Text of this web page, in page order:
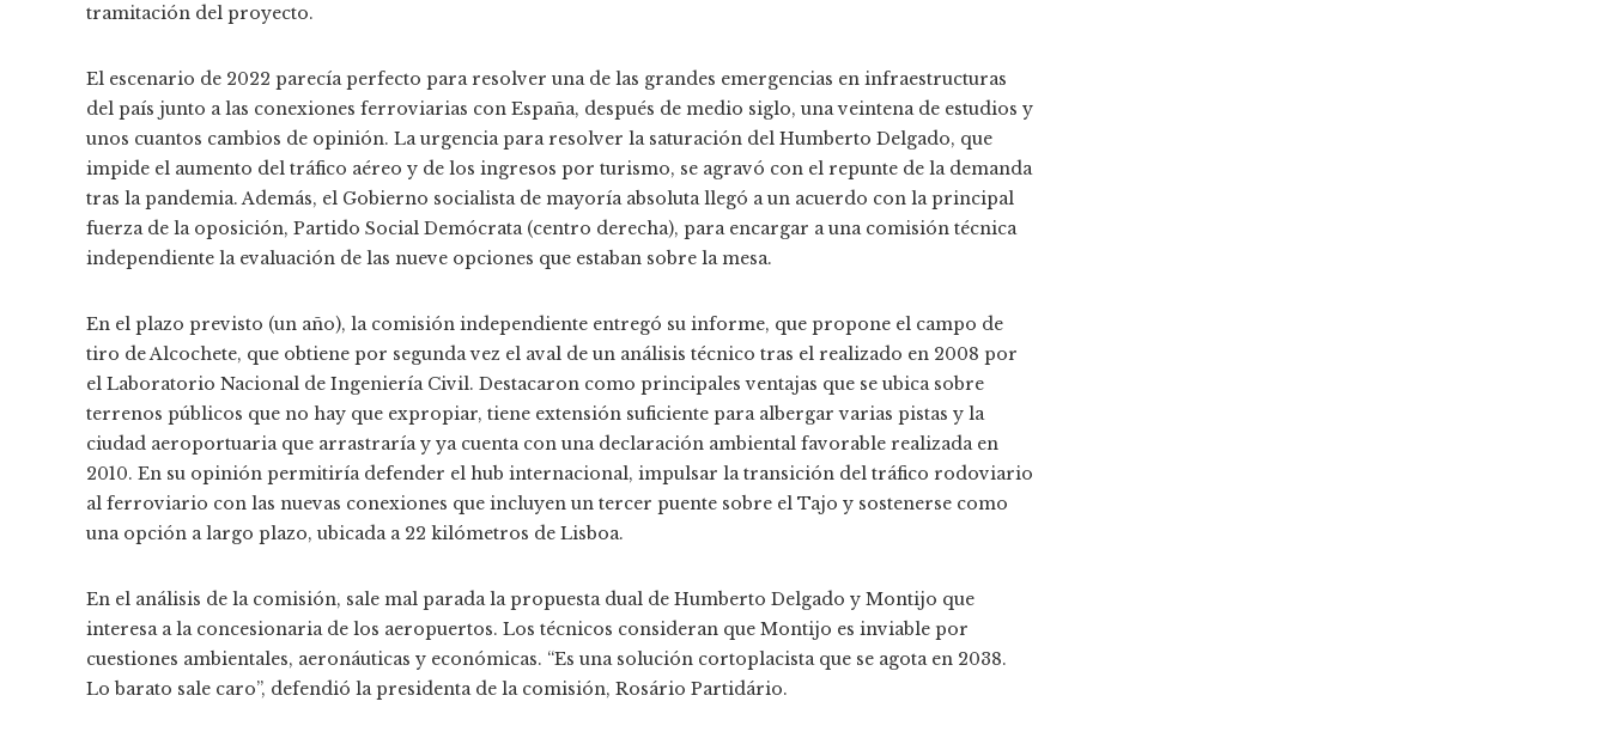
tramitación del proyecto.
El escenario de 2022 parecía perfecto para resolver una de las grandes emergencias en infraestructuras
del país junto a las conexiones ferroviarias con España, después de medio siglo, una veintena de estudios y
unos cuantos cambios de opinión. La urgencia para resolver la saturación del Humberto Delgado, que
impide el aumento del tráfico aéreo y de los ingresos por turismo, se agravó con el repunte de la demanda
tras la pandemia. Además, el Gobierno socialista de mayoría absoluta llegó a un acuerdo con la principal
fuerza de la oposición, Partido Social Demócrata (centro derecha), para encargar a una comisión técnica
independiente la evaluación de las nueve opciones que estaban sobre la mesa.
En el plazo previsto (un año), la comisión independiente entregó su informe, que propone el campo de
tiro de Alcochete, que obtiene por segunda vez el aval de un análisis técnico tras el realizado en 2008 por
el Laboratorio Nacional de Ingeniería Civil. Destacaron como principales ventajas que se ubica sobre
terrenos públicos que no hay que expropiar, tiene extensión suficiente para albergar varias pistas y la
ciudad aeroportuaria que arrastraría y ya cuenta con una declaración ambiental favorable realizada en
2010. En su opinión permitiría defender el hub internacional, impulsar la transición del tráfico rodoviario
al ferroviario con las nuevas conexiones que incluyen un tercer puente sobre el Tajo y sostenerse como
una opción a largo plazo, ubicada a 22 kilómetros de Lisboa.
En el análisis de la comisión, sale mal parada la propuesta dual de Humberto Delgado y Montijo que
interesa a la concesionaria de los aeropuertos. Los técnicos consideran que Montijo es inviable por
cuestiones ambientales, aeronáuticas y económicas. “Es una solución cortoplacista que se agota en 2038.
Lo barato sale caro”, defendió la presidenta de la comisión, Rosário Partidário.